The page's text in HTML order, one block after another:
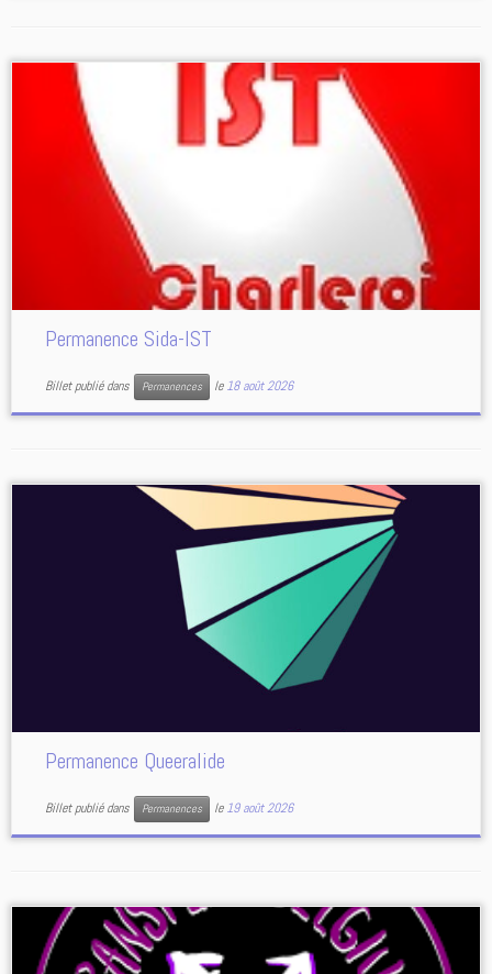
Permanence Sida-IST
Billet publié dans Permanences le18 août 2026
Permanence Queeralide
Billet publié dans Permanences le19 août 2026